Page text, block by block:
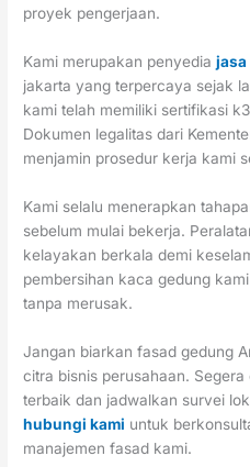
proyek pengerjaan.
Kami merupakan penyedia jasa
jakarta yang terpercaya sejak
kami telah memiliki sertifikasi
Dokumen legalitas dari
menjamin prosedur kerja kami
Kami selalu menerapkan
sebelum mulai bekerja.
kelayakan berkala demi
pembersihan kaca gedung
tanpa merusak.
Jangan biarkan fasad gedung
citra bisnis perusahaan.
terbaik dan jadwalkan survei
hubungi kami untuk
manajemen fasad kami.